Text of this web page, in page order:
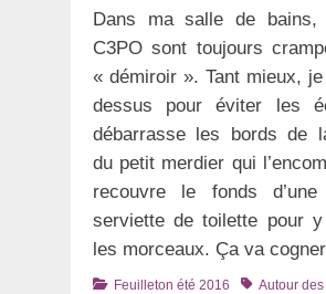
Dans ma salle de bains,
C3PO sont toujours
« démiroir ». Tant mieux,
dessus pour éviter les
débarrasse les bords de
du petit merdier qui
recouvre le fonds d’une
serviette de toilette pour
les morceaux. Ça va
Catégories
Feuilleton été 2016 TagsAutour